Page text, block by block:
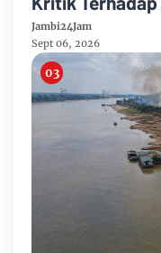
Media dan
Jambi24Jam
Sept 06, 2026